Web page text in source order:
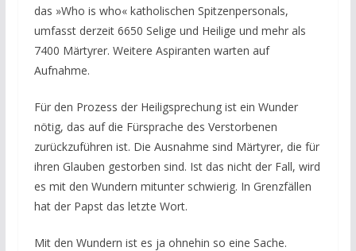
das »Who is who« katholischen Spitzenpersonals,
umfasst derzeit 6650 Selige und Heilige und mehr als
7400 Märtyrer. Weitere Aspiranten warten auf
Aufnahme.
Für den Prozess der Heiligsprechung ist ein Wunder
nötig, das auf die Fürsprache des Verstorbenen
zurückzuführen ist. Die Ausnahme sind Märtyrer, die für
ihren Glauben gestorben sind. Ist das nicht der Fall, wird
es mit den Wundern mitunter schwierig. In Grenzfällen
hat der Papst das letzte Wort.
Mit den Wundern ist es ja ohnehin so eine Sache.